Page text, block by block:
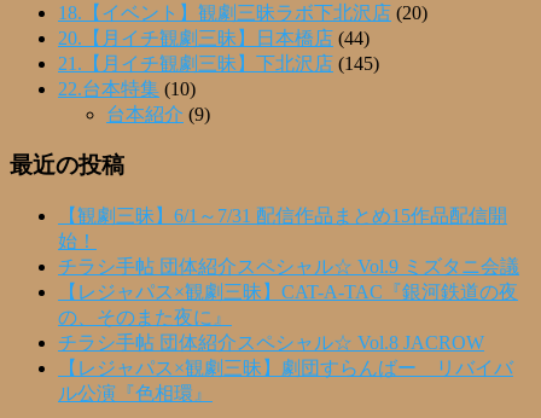
18.【イベント】観劇三昧ラボ下北沢店 (20)
20.【月イチ観劇三昧】日本橋店 (44)
21.【月イチ観劇三昧】下北沢店 (145)
22.台本特集 (10)
台本紹介 (9)
最近の投稿
【観劇三昧】6/1～7/31 配信作品まとめ15作品配信開
始！
チラシ手帖 団体紹介スペシャル☆ Vol.9 ミズタニ会議
【レジャパス×観劇三昧】CAT-A-TAC『銀河鉄道の夜
の、そのまた夜に』
チラシ手帖 団体紹介スペシャル☆ Vol.8 JACROW
【レジャパス×観劇三昧】劇団すらんばー リバイバ
ル公演『色相環』